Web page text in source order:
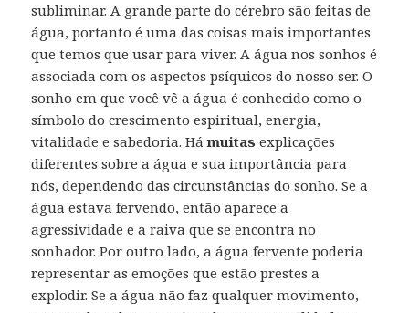
subliminar. A grande parte do cérebro são feitas de
água, portanto é uma das coisas mais importantes
que temos que usar para viver. A água nos sonhos é
associada com os aspectos psíquicos do nosso ser. O
sonho em que você vê a água é conhecido como o
símbolo do crescimento espiritual, energia,
vitalidade e sabedoria. Hámuitas explicações
diferentes sobre a água e sua importância para
nós, dependendo das circunstâncias do sonho. Se a
água estava fervendo, então aparece a
agressividade e a raiva que se encontra no
sonhador. Por outro lado, a água fervente poderia
representar as emoções que estão prestes a
explodir. Se a água não faz qualquer movimento,